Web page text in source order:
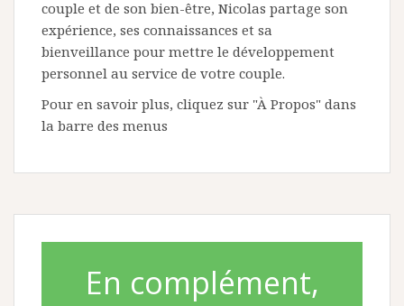
couple et de son bien-être, Nicolas partage son
expérience, ses connaissances et sa
bienveillance pour mettre le développement
personnel au service de votre couple.
Pour en savoir plus, cliquez sur "À Propos" dans
la barre des menus
En complément,